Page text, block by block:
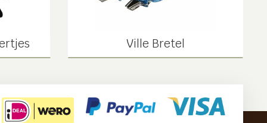
Ville Bretel